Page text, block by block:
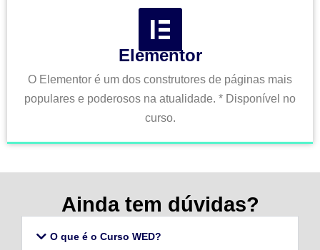
Elementor
O Elementor é um dos construtores de páginas mais
populares e poderosos na atualidade. * Disponível no
curso.
Ainda tem dúvidas?
O que é o Curso WED?